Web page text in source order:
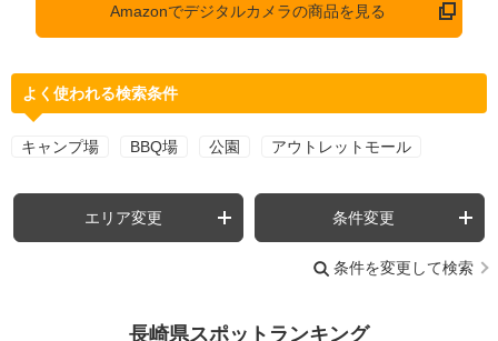
Amazonでデジタルカメラの商品を見る
よく使われる検索条件
キャンプ場 BBQ場 公園 アウトレットモール
エリア変更 条件変更
条件を変更して検索
長崎県スポットランキング